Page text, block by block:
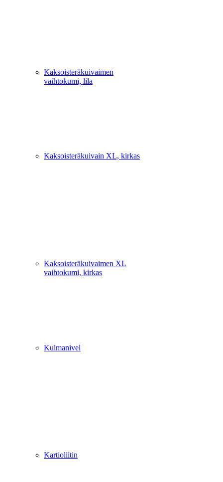
Kaksoisteräkuivaimen
vaihtokumi, lila
Kaksoisteräkuivain XL, kirkas
Kaksoisteräkuivaimen XL
vaihtokumi, kirkas
Kulmanivel
Kartioliitin